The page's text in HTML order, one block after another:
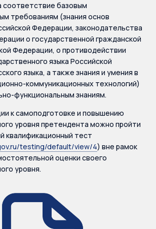
соответствие базовым
требованиям (знания основ
Федерации, законодательства
о государственной гражданской
Федерации, о противодействии
языка Российской
языка, а также знания и умения в
коммуникационных технологий)
функциональным знаниям.
к самоподготовке и повышению
уровня претендента можно пройти
квалификационный тест
testing/default/view/4) вне рамок
оценки своего
уровня.